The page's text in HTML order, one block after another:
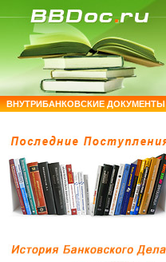
ВНУТРИБАНКОВСКИЕ ДОКУМЕНТЫ